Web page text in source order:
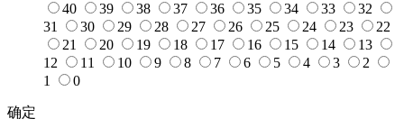
40
39 38 37 36 35 34 33
32
31
30 29 28 27 26 25 24 23
22
21
20 19 18 17 16 15 14
13
12
11 10 9 8 7 6 5 4 3
2
1
0
确定